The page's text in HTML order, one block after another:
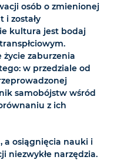
osób o zmienionej
i zostały
kultura jest bodaj
zaburzenia
w przedziale od
samobójstw wśród
z ich
a osiągnięcia nauki i
niezwykłe narzędzia.